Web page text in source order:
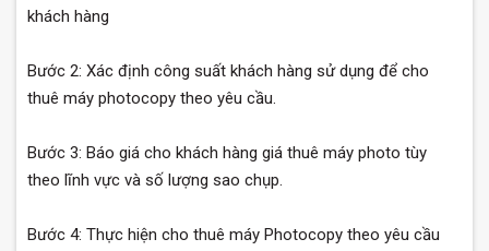
khách hàng
Bước 2: Xác định công suất khách hàng sử dụng để cho
thuê máy photocopy theo yêu cầu.
Bước 3: Báo giá cho khách hàng giá thuê máy photo tùy
theo lĩnh vực và số lượng sao chụp.
Bước 4: Thực hiện cho thuê máy Photocopy theo yêu cầu